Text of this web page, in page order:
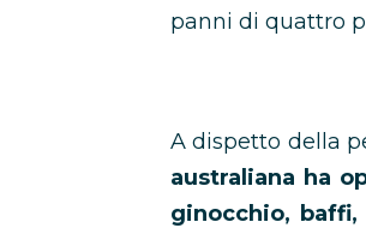
panni di quattro
A dispetto della
australiana ha
ginocchio, baffi,